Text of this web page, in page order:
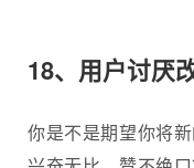
18、用户讨厌
你是不是期望你将